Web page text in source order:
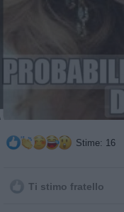
Stime: 16
Ti stimo fratello